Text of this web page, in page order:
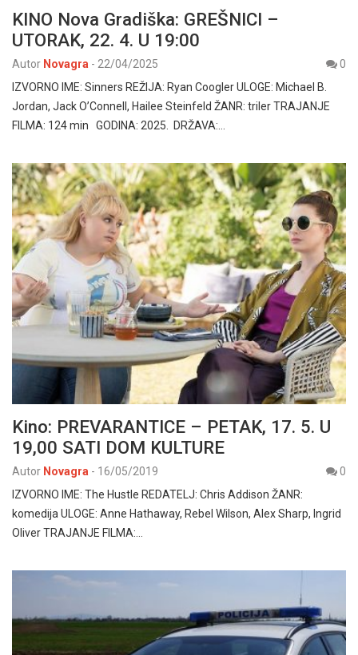
KINO Nova Gradiška: GREŠNICI –
UTORAK, 22. 4. U 19:00
Autor Novagra - 22/04/2025
0
IZVORNO IME: Sinners REŽIJA: Ryan Coogler ULOGE: Michael B.
Jordan, Jack O’Connell, Hailee Steinfeld ŽANR: triler TRAJANJE
FILMA: 124 min GODINA: 2025. DRŽAVA:…
Kino: PREVARANTICE – PETAK, 17. 5. U
19,00 SATI DOM KULTURE
Autor Novagra - 16/05/2019
0
IZVORNO IME: The Hustle REDATELJ: Chris Addison ŽANR:
komedija ULOGE: Anne Hathaway, Rebel Wilson, Alex Sharp, Ingrid
Oliver TRAJANJE FILMA:…